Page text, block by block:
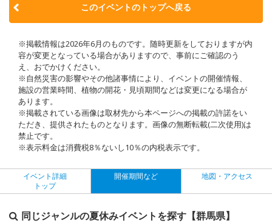
このイベントのトップへ戻る
※掲載情報は2026年6月のものです。随時更新をしておりますが内
容が変更となっている場合がありますので、事前にご確認のう
え、おでかけください。
※自然災害の影響やその他諸事情により、イベントの開催情報、
施設の営業時間、植物の開花・見頃期間などは変更になる場合が
あります。
※掲載されている画像は取材先から本ページへの掲載の許諾をい
ただき、提供されたものとなります。画像の無断転載(二次使用)は
禁止です。
※表示料金は消費税8％ないし10％の内税表示です。
イベント詳細
トップ
開催期間など 地図・アクセス
同じジャンルの夏休みイベントを探す【群馬県】